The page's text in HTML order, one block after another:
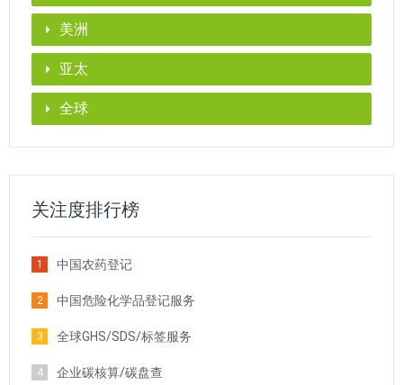
美洲
亚太
全球
关注度排行榜
1 中国农药登记
2 中国危险化学品登记服务
3 全球GHS/SDS/标签服务
4 企业碳核算/碳盘查